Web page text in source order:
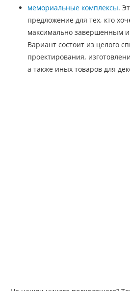
мемориальные комплексы.
предложение для тех, кто
максимально завершенным
Вариант состоит из целого
проектирования,
а также иных товаров для